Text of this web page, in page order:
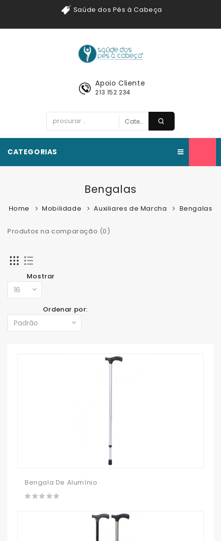
Saúde dos Pés à Cabeça
Apoio Cliente
213 152 234
CATEGORIAS
Bengalas
Home Mobilidade Auxiliares de Marcha Bengalas
Produtos na comparação (0)
Mostrar
Ordenar por:
Bengala De Alumínio